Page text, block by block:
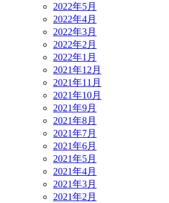
2022年5月
2022年4月
2022年3月
2022年2月
2022年1月
2021年12月
2021年11月
2021年10月
2021年9月
2021年8月
2021年7月
2021年6月
2021年5月
2021年4月
2021年3月
2021年2月